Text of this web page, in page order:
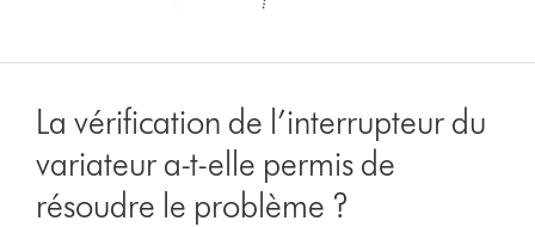
La vérification de l’interrupteur du
variateur a-t-elle permis de
résoudre le problème ?